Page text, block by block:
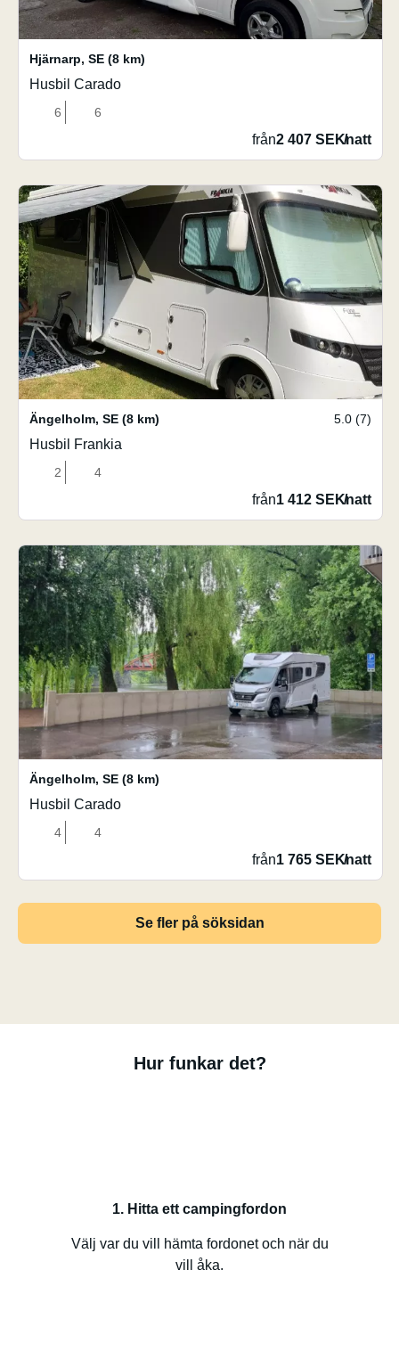
Hjärnarp, SE (8 km)
Husbil Carado
6 6
från2 407 SEK/natt
Ängelholm, SE (8 km) 5.0 (7)
Husbil Frankia
2 4
från1 412 SEK/natt
Ängelholm, SE (8 km)
Husbil Carado
4 4
från1 765 SEK/natt
Se fler på söksidan
Hur funkar det?
1. Hitta ett campingfordon
Välj var du vill hämta fordonet och när du
vill åka.